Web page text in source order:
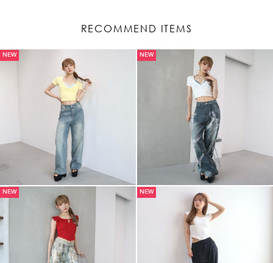
RECOMMEND ITEMS
NEW NEW
NEW NEW